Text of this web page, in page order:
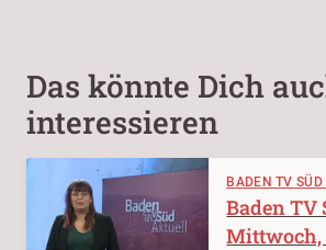
Das könnte Dich
interessieren
BADEN TV
Baden TV
Mittwoch,